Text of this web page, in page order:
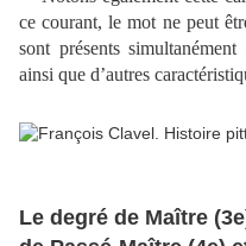
ce courant, le mot ne peut
sont présents
ainsi que d’autres
Le degré de Maître